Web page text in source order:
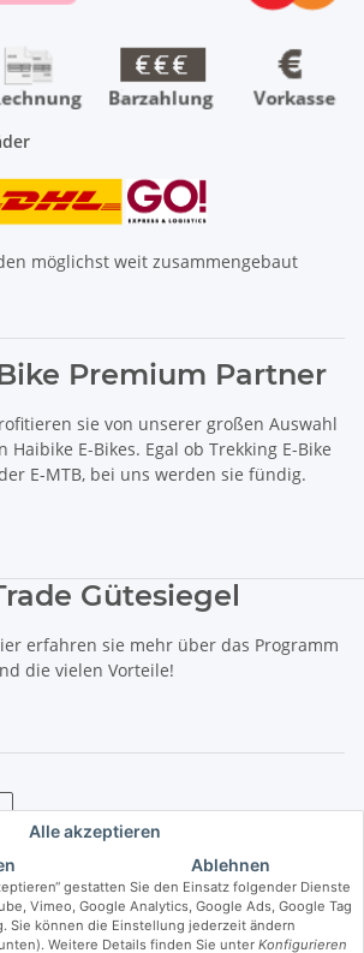
Alle akzeptieren
Ablehnen
gestatten Sie den Einsatz folgender Dienste
Vimeo, Google Analytics, Google Ads, Google Tag
Sie können die Einstellung jederzeit ändern
Weitere Details finden Sie unter Konfigurieren
möglichst weit zusammengebaut
Premium Partner
sie von unserer großen Auswahl
Haibike E-Bikes. Egal ob Trekking E-Bike
E-MTB, bei uns werden sie fündig.
Gütesiegel
erfahren sie mehr über das Programm
die vielen Vorteile!
USt., zzgl.
. ** Hierbei handelt es
Preisempfehlung des Herstellers (kurz UVP).